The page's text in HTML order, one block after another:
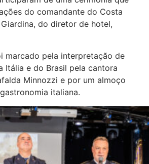
do comandante do Costa
do diretor de hotel,
marcado pela interpretação de
Itália e do Brasil pela cantora
Minnozzi e por um almoço
italiana.